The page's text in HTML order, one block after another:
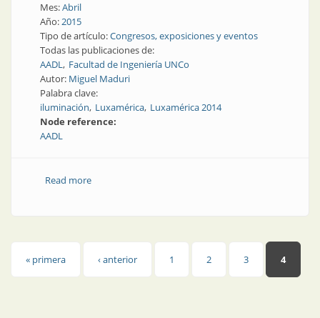
Mes:Abril
Año:2015
Tipo de artículo:Congresos, exposiciones y eventos
Todas las publicaciones de:
AADL Facultad de Ingeniería UNCo
Autor: Miguel Maduri
Palabra clave:
iluminación Luxamérica Luxamérica 2014
Node reference:
AADL
Read moreabout Congresos y exposiciones | Argentina estuvo
Páginas
« primera ‹ anterior 1 2 3 4